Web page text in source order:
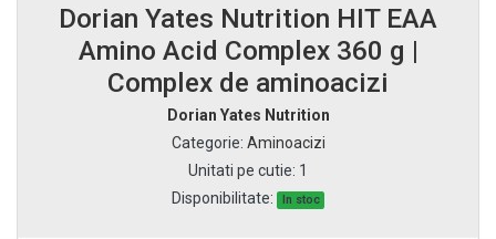
Dorian Yates Nutrition HIT EAA
Amino Acid Complex 360 g |
Complex de aminoacizi
Dorian Yates Nutrition
Categorie: Aminoacizi
Unitati pe cutie: 1
Disponibilitate:
In stoc